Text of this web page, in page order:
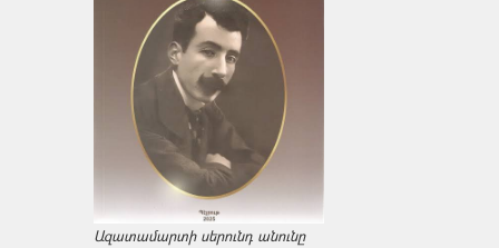
Ազատամարտի սերունդ անունը